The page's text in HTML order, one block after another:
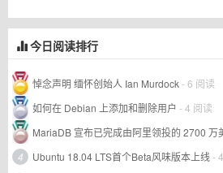
今日阅读排行
悼念声明 缅怀创始人 Ian Murdock- 6 阅读
如何在 Debian 上添加和删除用户 - 4 阅读
MariaDB 宣布已完成由阿里领投的 2700 万
4
Ubuntu 18.04 LTS首个Beta风味版本上线 -